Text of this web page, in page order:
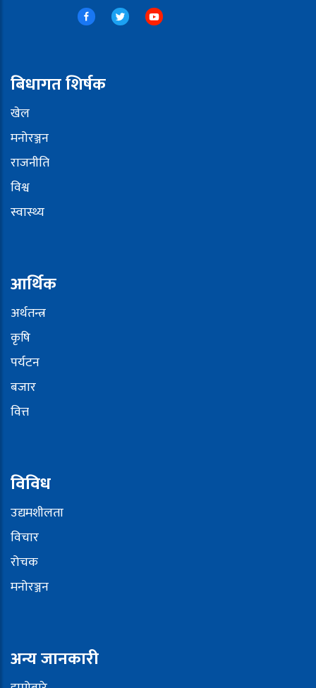
बिधागत शिर्षक
खेल
मनोरञ्जन
राजनीति
विश्व
स्वास्थ्य
आर्थिक
अर्थतन्त्र
कृषि
पर्यटन
बजार
वित्त
विविध
उद्यमशीलता
विचार
रोचक
मनोरञ्जन
अन्य जानकारी